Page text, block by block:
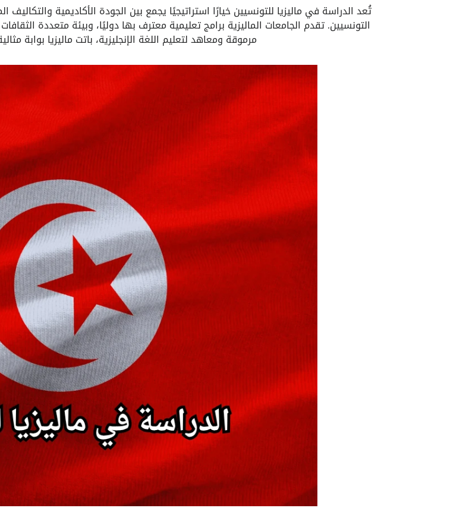
تُعد الدراسة في ماليزيا للتونسيين خيارًا استراتيجيًا يجمع بين الجودة الأكاديمية
التونسيين. تقدم الجامعات الماليزية برامج تعليمية معترف بها دوليًا، وبيئة متعددة
مرموقة ومعاهد لتعليم اللغة الإنجليزية، باتت ماليزيا بوابة